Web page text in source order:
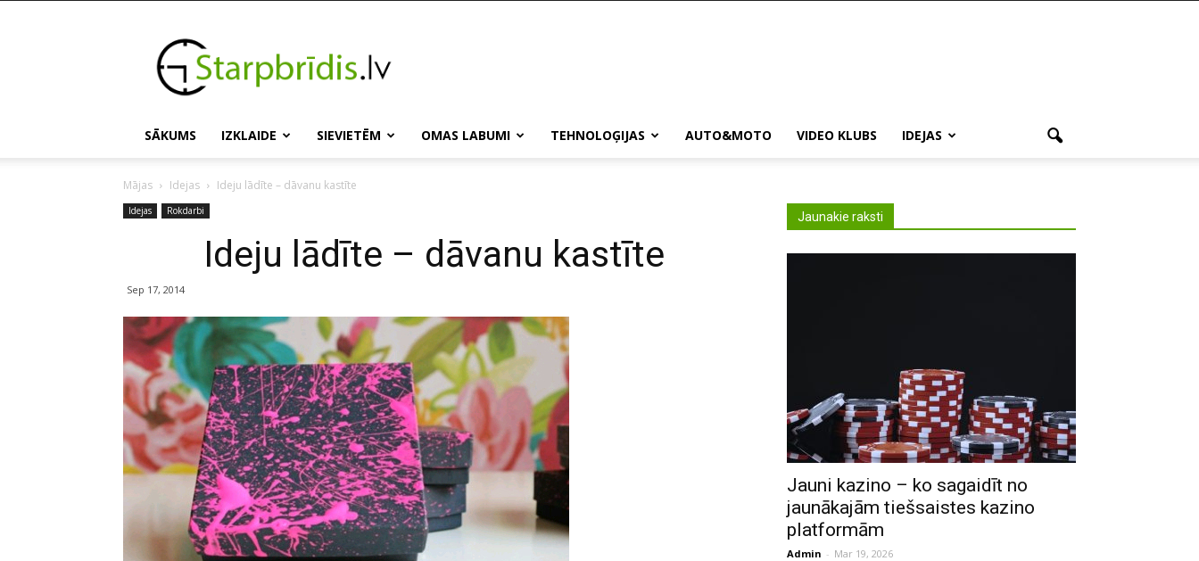
Starpbridis.lv
SĀKUMS IZKLAIDE SIEVIETĒM OMAS LABUMI TEHNOLOĢIJAS AUTO&MOTO VIDEO KLUBS IDEJAS
Mājas Idejas Ideju lādīte – dāvanu kastīte
Idejas Rokdarbi
Ideju lādīte – dāvanu kastīte
Sep 17, 2014
Jaunakie raksti
Jauni kazino – ko sagaidīt no
jaunākajām tiešsaistes kazino
platformām
Admin - Mar 19, 2026